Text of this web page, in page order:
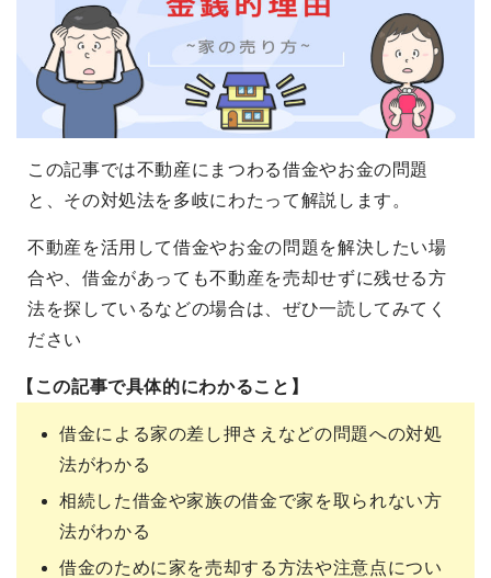
この記事では不動産にまつわる借金やお金の問題
と、その対処法を多岐にわたって解説します。
不動産を活用して借金やお金の問題を解決したい場
合や、借金があっても不動産を売却せずに残せる方
法を探しているなどの場合は、ぜひ一読してみてく
ださい
【この記事で具体的にわかること】
借金による家の差し押さえなどの問題への対処
法がわかる
相続した借金や家族の借金で家を取られない方
法がわかる
借金のために家を売却する方法や注意点につい